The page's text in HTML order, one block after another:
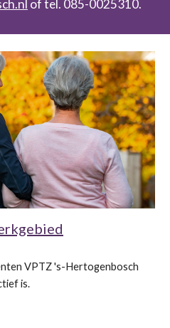
of tel. 085-0025310.
VPTZ 's-Hertogenbosch
is.